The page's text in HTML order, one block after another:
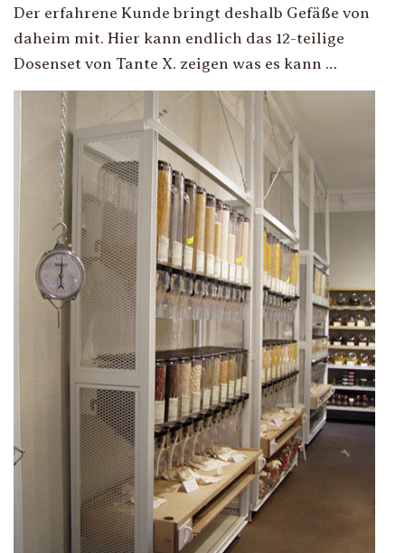
Der erfahrene Kunde bringt deshalb Gefäße von
daheim mit. Hier kann endlich das 12-teilige
Dosenset von Tante X. zeigen was es kann …